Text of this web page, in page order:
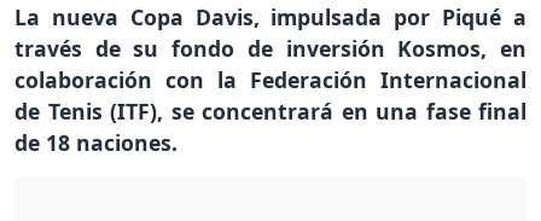
La nueva Copa Davis, impulsada por Piqué a
través de su fondo de inversión Kosmos, en
colaboración con la Federación Internacional
de Tenis (ITF), se concentrará en una fase final
de 18 naciones.